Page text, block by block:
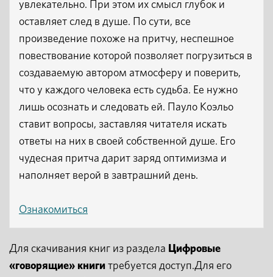
увлекательно. При этом их смысл глубок и
оставляет след в душе. По сути, все
произведение похоже на притчу, неспешное
повествование которой позволяет погрузиться в
создаваемую автором атмосферу и поверить,
что у каждого человека есть судьба. Ее нужно
лишь осознать и следовать ей. Пауло Коэльо
ставит вопросы, заставляя читателя искать
ответы на них в своей собственной душе. Его
чудесная притча дарит заряд оптимизма и
наполняет верой в завтрашний день.
Ознакомиться
Для скачивания книг из раздела Цифровые
«говорящие» книги требуется доступ.Для его